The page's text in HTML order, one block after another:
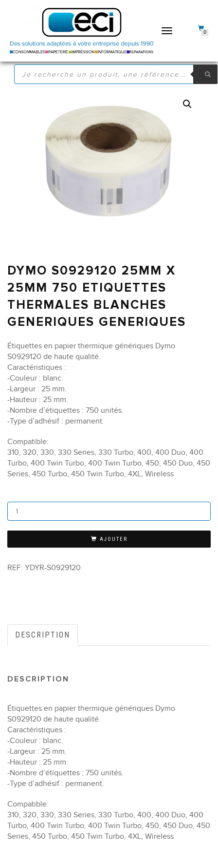
DÉPLIER
RECHERCHE
PRODUITS
0
DYMO S0929120 25MM X
25MM 750 ETIQUETTES
THERMALES BLANCHES
GENERIQUES GENERIQUES
Étiquettes en papier thermique génériques Dymo
S0929120 de haute qualité.
Caractéristiques :
-Couleur : blanc.
-Largeur : 25 mm.
-Hauteur : 25 mm.
-Nombre d’étiquettes : 750 unités.
-Type d’adhésif : permanent.
Compatible:
310, 320, 330, 330 Series, 330 Turbo, 400, 400 Duo, 400
Turbo, 400 Twin Turbo, 400 Twin Turbo, 450, 450 Duo, 450
Series, 450 Turbo, 450 Twin Turbo, 4XL, Wireless
AJOUTER
REF: YDYR-S0929120
DESCRIPTION
DESCRIPTION
Étiquettes en papier thermique génériques Dymo
S0929120 de haute qualité.
Caractéristiques :
-Couleur : blanc.
-Largeur : 25 mm.
-Hauteur : 25 mm.
-Nombre d’étiquettes : 750 unités.
-Type d’adhésif : permanent.
Compatible:
310, 320, 330, 330 Series, 330 Turbo, 400, 400 Duo, 400
Turbo, 400 Twin Turbo, 400 Twin Turbo, 450, 450 Duo, 450
Series, 450 Turbo, 450 Twin Turbo, 4XL, Wireless